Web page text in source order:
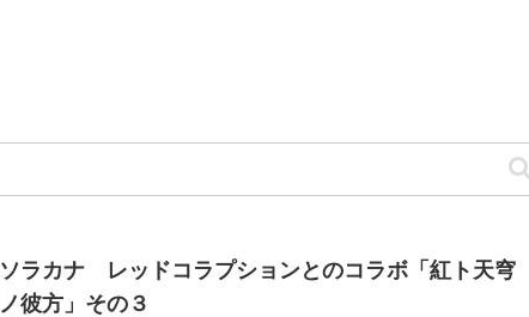
ソラカナ レッドコラプションとのコラボ「紅ト天穹
ノ彼方」その３